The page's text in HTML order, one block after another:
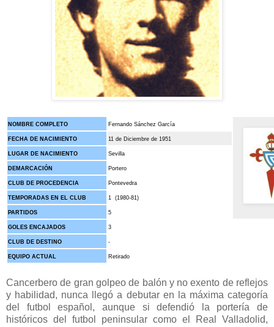
NOMBRE COMPLETO Fernando Sánchez García
FECHA DE NACIMIENTO 11 de Diciembre de 1951
LUGAR DE NACIMIENTO Sevilla
DEMARCACIÓN Portero
CLUB DE PROCEDENCIA Pontevedra
TEMPORADAS EN EL CLUB 1 (1980-81)
PARTIDOS 5
GOLES ENCAJADOS 3
CLUB DE DESTINO -
EQUIPO ACTUAL Retirado
Cancerbero de gran golpeo de balón y no exento de reflejos
y habilidad, nunca llegó a debutar en la máxima categoría
del futbol español, aunque si defendió la portería de
históricos del futbol peninsular como el Real Valladolid,